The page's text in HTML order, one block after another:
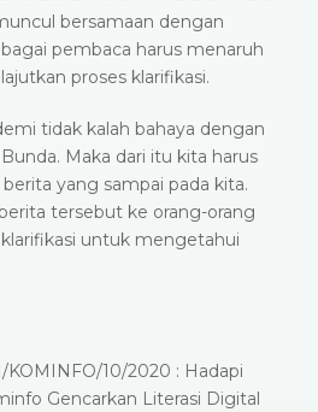
bersamaan dengan
pembaca harus menaruh
proses klarifikasi.
tidak kalah bahaya dengan
Maka dari itu kita harus
yang sampai pada kita.
tersebut ke orang-orang
untuk mengetahui
KOMINFO/10/2020 : Hadapi
Gencarkan Literasi Digital